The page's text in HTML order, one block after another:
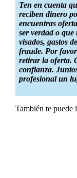
Ten en cuenta
reciben dinero
encuentras
ser verdad o
visados, gastos
fraude. Por
retirar la oferta.
confianza.
profesional un
También te puede